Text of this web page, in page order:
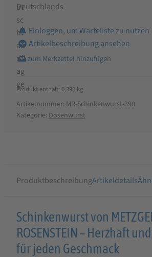
Deutschlands
Einloggen, um Warteliste zu nutzen
Artikelbeschreibung ansehen
Produkt enthält: 0,390 kg
Artikelnummer: MR-Schinkenwurst-390
Kategorie: Dosenwurst
ProduktbeschreibungArtikeldetails
Produktbeschreibung
für
METZGEREI
Schinkenwurst von
ROSENSTEIN – Herzhaft
für jeden Geschmack